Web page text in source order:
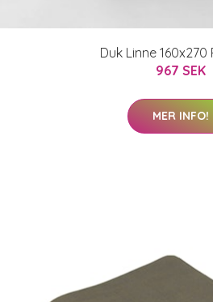
Duk Linne 160x270
967 SEK
MER INFO!